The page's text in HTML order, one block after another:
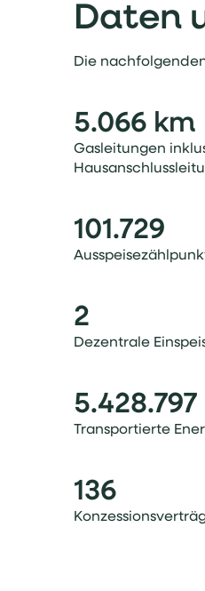
Daten
Die
5.066 km
Gasleitungen
101.729
2
Dezentrale
Transportierte
136